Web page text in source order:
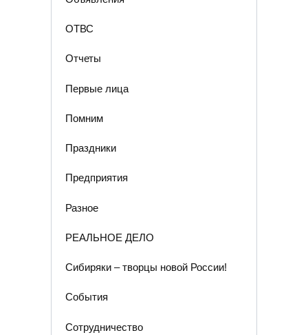
ОТВС
Отчеты
Первые лица
Помним
Праздники
Предприятия
Разное
РЕАЛЬНОЕ ДЕЛО
Сибиряки – творцы новой России!
События
Сотрудничество